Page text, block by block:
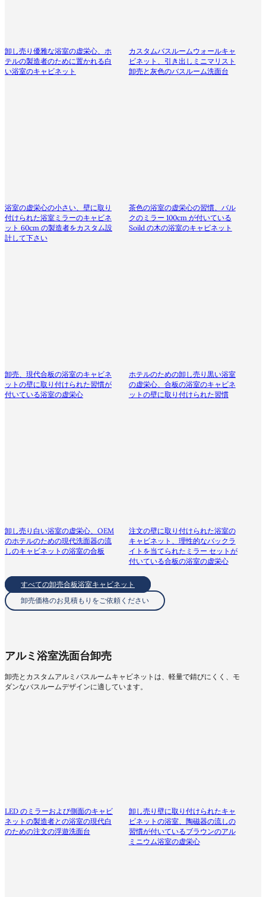
卸し売り優雅な浴室の虚栄心、ホ
テルの製造者のために置かれる白
い浴室のキャビネット
カスタムバスルームウォールキャ
ビネット、引き出しミニマリスト
卸売と灰色のバスルーム洗面台
浴室の虚栄心の小さい、壁に取り
付けられた浴室ミラーのキャビネ
ット 60cm の製造者をカスタム設
計して下さい
茶色の浴室の虚栄心の習慣、バル
クのミラー 100cm が付いている
Soild の木の浴室のキャビネット
卸売、現代合板の浴室のキャビネ
ットの壁に取り付けられた習慣が
付いている浴室の虚栄心
ホテルのための卸し売り黒い浴室
の虚栄心、合板の浴室のキャビネ
ットの壁に取り付けられた習慣
卸し売り白い浴室の虚栄心、OEM
のホテルのための現代洗面器の流
しのキャビネットの浴室の合板
注文の壁に取り付けられた浴室の
キャビネット、理性的なバックラ
イトを当てられたミラー セットが
付いている合板の浴室の虚栄心
すべての卸売合板浴室キャビネット
卸売価格のお見積もりをご依頼ください
アルミ浴室洗面台卸売
卸売とカスタムアルミバスルームキャビネットは、軽量で錆びにくく、モ
ダンなバスルームデザインに適しています。
LED のミラーおよび側面のキャビ
ネットの製造者との浴室の現代白
のための注文の浮遊洗面台
卸し売り壁に取り付けられたキャ
ビネットの浴室、陶磁器の流しの
習慣が付いているブラウンのアル
ミニウム浴室の虚栄心